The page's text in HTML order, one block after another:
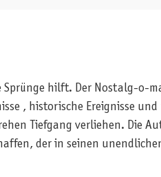
hilft. Der Nostalg-o-
, historische Ereignisse
Tiefgang verliehen. Die
der in seinen